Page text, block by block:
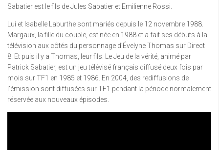
Sabatier est le fils de Jules Sabatier et Emilienne Rossi.
Lui et Isabelle Laburthe sont mariés depuis le 12 novembre 1988.
Margaux, la fille du couple, est née en 1988 et a fait ses débuts à la
télévision aux côtés du personnage d’Évelyne Thomas sur Direct
8. Et puis il y a Thomas, leur fils. Le Jeu de la vérité, animé par
Patrick Sabatier, est un jeu télévisé français diffusé deux fois par
mois sur TF1 en 1985 et 1986. En 2004, des rediffusions de
l’émission sont diffusées sur TF1 pendant la période normalement
réservée aux nouveaux épisodes.